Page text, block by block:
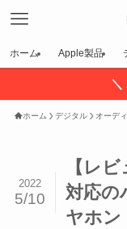
ホーム Apple製品
＼
ホーム デジタル オーデ
【レ
対応の
ヤホン
2022
5/10